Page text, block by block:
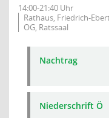
14:00-21:40 Uhr
Rathaus, Friedrich-
OG, Ratssaal
Nachtrag
Niederschrift Ö